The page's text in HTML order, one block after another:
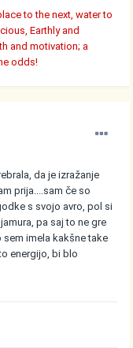
to the next, water to
Earthly and
and motivation; a
odds!
da je izražanje
prija....sam če so
s svojo avro, pol si
pa saj to ne gre
sem imela kakšne take
energijo, bi blo